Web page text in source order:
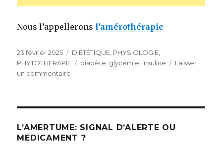
Nous l’appellerons l’amérothérapie
Publié
le
23 février 2025 Catégories
DIÉTÉTIQUE PHYSIOLOGIE
PHYTOTHERAPIE
Étiquettes
diabète glycémie insuline
Laisser
un commentaire
équation
compliquée
L’AMERTUME: SIGNAL D’ALERTE OU
MEDICAMENT ?